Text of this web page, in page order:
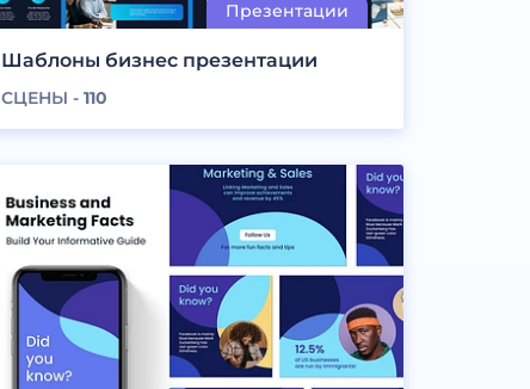
Шаблоны бизнес презентации
СЦЕНЫ - 110